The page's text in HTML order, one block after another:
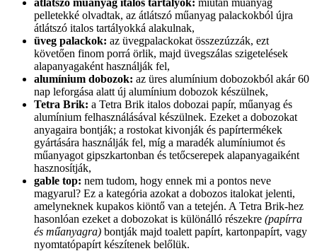
pelletekké olvadtak, az átlátszó műanyag palackokból újra
átlátszó italos tartályokká alakulnak,
üveg palackok: az üvegpalackokat összezúzzák, ezt
követően finom porrá örlik, majd üvegszálas szigetelések
alapanyagaként használják fel,
alumínium dobozok: az üres alumínium dobozokból akár 60
nap leforgása alatt új alumínium dobozok készülnek,
Tetra Brik: a Tetra Brik italos dobozai papír, műanyag és
alumínium felhasználásával készülnek. Ezeket a dobozokat
anyagaira bontják; a rostokat kivonják és papírtermékek
gyártására használják fel, míg a maradék alumíniumot és
műanyagot gipszkartonban és tetőcserepek alapanyagaiként
hasznosítják,
gable top: nem tudom, hogy ennek mi a pontos neve
magyarul? Ez a kategória azokat a dobozos italokat jelenti,
amelyneknek kupakos kiöntő van a tetején. A Tetra Brik-hez
hasonlóan ezeket a dobozokat is különálló részekre (papírra
és műanyagra) bontják majd toalett papírt, kartonpapírt, vagy
nyomtatópapírt készítenek belőlük.